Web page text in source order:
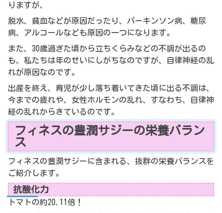
りますが、
脱水、貧血などが原因だったり、パーキンソン病、糖尿
病、アルコールなども原因の一つになります。
また、30歳過ぎた頃から立ちくらみなどの不調が出るの
も、私たちは年のせいにしがちなのですが、
自律神経の乱
れが原因なのです。
出産を終え、育児が少し落ち着いてきた頃に出る不調は、
今までの疲れや、女性ホルモンの乱れ、すなわち、
自律神
経の乱れからきているのです。
フィネスの豊潤サジーの栄養バラン
ス
フィネスの豊潤サジーに含まれる、抜群の栄養バランスを
ご紹介します。
抗酸化力
トマトの約20.11倍！